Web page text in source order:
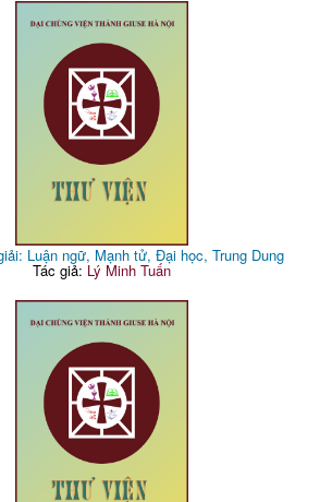
Luận ngữ, Mạnh tử, Đại học, Trung Dung
Tác giả: Lý Minh Tuấn